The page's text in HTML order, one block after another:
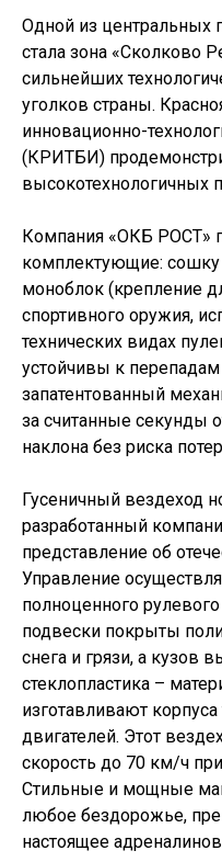
Одной из центральных
стала зона «Сколково
сильнейших
уголков страны.
инновационно-
(КРИТБИ)
высокотехнологичных
Компания «ОКБ РОСТ»
комплектующие:
моноблок (крепление
спортивного оружия,
технических видах
устойчивы к
запатентованный
за считанные секунды
наклона без риска
Гусеничный вездеход
разработанный
представление об
Управление
полноценного
подвески покрыты
снега и грязи, а кузов
стеклопластика –
изготавливают
двигателей. Этот
скорость до 70 км/ч
Стильные и мощные
любое бездорожье,
настоящее